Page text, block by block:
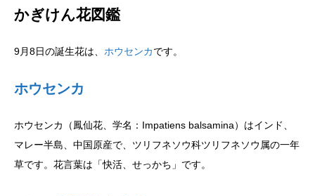
かぎけん花図鑑
9月8日の誕生花は、 ホウセンカです。
ホウセンカ
ホウセンカ（鳳仙花、学名：Impatiens balsamina）はインド、
マレー半島、中国原産で、ツリフネソウ科ツリフネソウ属の一年
草です。花言葉は「快活、せっかち」です。